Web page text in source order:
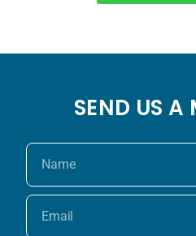
SEND US A